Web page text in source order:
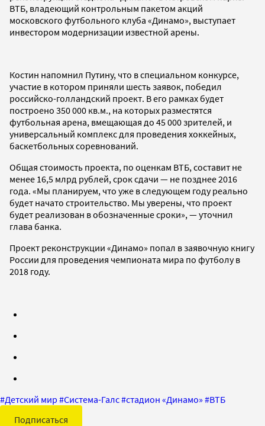
ВТБ, владеющий контрольным пакетом акций
московского футбольного клуба «Динамо», выступает
инвестором модернизации известной арены.
Костин напомнил Путину, что в специальном конкурсе,
участие в котором приняли шесть заявок, победил
российско-голландский проект. В его рамках будет
построено 350 000 кв.м., на которых разместятся
футбольная арена, вмещающая до 45 000 зрителей, и
универсальный комплекс для проведения хоккейных,
баскетбольных соревнований.
Общая стоимость проекта, по оценкам ВТБ, составит не
менее 16,5 млрд рублей, срок сдачи — не позднее 2016
года. «Мы планируем, что уже в следующем году реально
будет начато строительство. Мы уверены, что проект
будет реализован в обозначенные сроки», — уточнил
глава банка.
Проект реконструкции «Динамо» попал в заявочную книгу
России для проведения чемпионата мира по футболу в
2018 году.
#Детский мир #Система-Галс#стадион «Динамо» #ВТБ
Подписаться